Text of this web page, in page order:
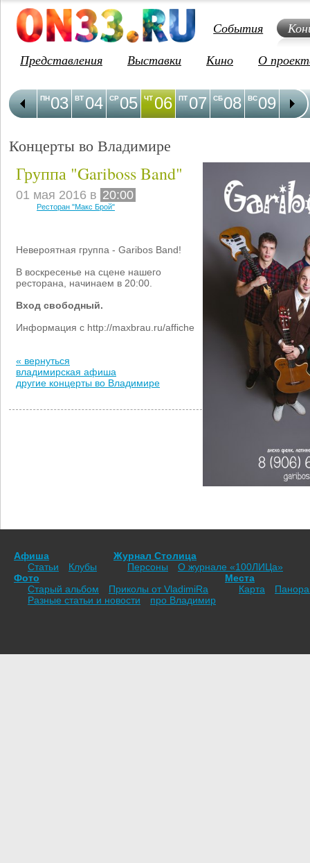
События
Представления
Выставки Кино О
03
ПН 04
ВТ 05
СР 06
ЧТ 07
ПТ 08
СБ 09
ВС 10
ПН
Концерты во Владимире
Группа "Gariboss Band"
01 мая 2016 в 20:00
Ресторан "Макс Брой"
Невероятная группа - Garibos Band!
В воскресенье на сцене нашего
ресторана, начинаем в 20:00.
Вход свободный.
Информация с http://maxbrau.ru/affiche
« вернуться
владимирская афиша
другие концерты во Владимире
Афиша
Статьи
Клубы
Журнал Столица
Персоны
О журнале «100ЛИЦа»
Фото
Старый альбом
Приколы от VladimiRа
Места
Карта
Разные статьи и новости
про Владимир